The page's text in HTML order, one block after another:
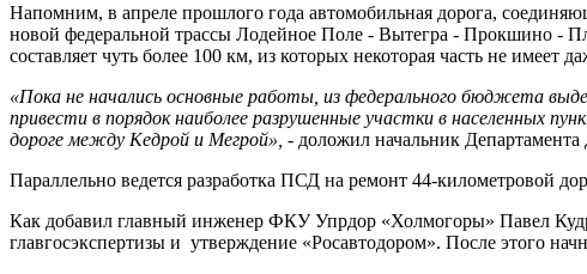
Напомним, в апреле прошлого года автомобильная дорога,
новой федеральной трассы Лодейное Поле - Вытегра - Прокшино -
составляет чуть более 100 км, из которых некоторая часть не имеет
«Пока не начались основные работы, из федерального бюджета
привести в порядок наиболее разрушенные участки в населенных
дороге между Кедрой и Мегрой», - доложил начальник
Параллельно ведется разработка ПСД на ремонт 44-километровой
Как добавил главный инженер ФКУ Упрдор «Холмогоры» Павел
главгосэкспертизы и утверждение «Росавтодором». После этого